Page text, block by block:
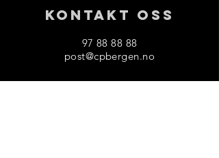
Kontakt oss
97 88 88 88
post@cpbergen.no